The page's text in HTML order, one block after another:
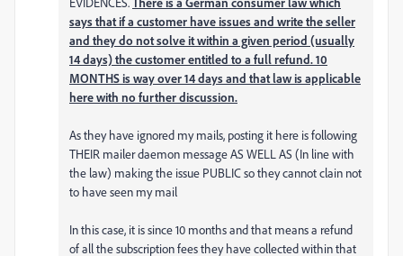
says that if a customer have issues and write the seller
and they do not solve it within a given period (usually
14 days) the customer entitled to a full refund. 10
MONTHS is way over 14 days and that law is applicable
here with no further discussion.
As they have ignored my mails, posting it here is following
THEIR mailer daemon message AS WELL AS (In line with
the law) making the issue PUBLIC so they cannot clain not
to have seen my mail
In this case, it is since 10 months and that means a refund
of all the subscription fees they have collected within that